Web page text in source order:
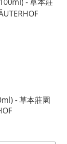
- 草本莊園